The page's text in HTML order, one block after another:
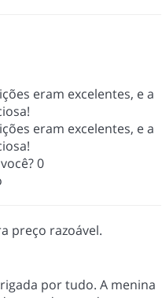
eram excelentes, e a
eram excelentes, e a
0
preço razoável.
por tudo. A menina